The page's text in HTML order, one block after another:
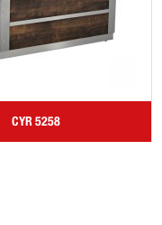
CYR 5258